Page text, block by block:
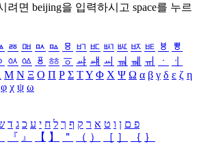
려면 beijing을 입력하시고 space를 누르
ㅭ ㅮ ㅯ ㅰ ㅱ ㅲ ㅳ ㅴ ㅵ ㅶ ㅷ ㅸ
ㅹ
ㆂ ㆃ ㆄ ㆅ ㆆ ㆇ ㆈ ㆉ ㆊ ㆋ ㆌ ㆍ
ㆎ
Μ Ν Ξ Ο Π Ρ Σ ΤΥ Φ Χ Ψ Ω α β γ δ ε ζ η
φ χ ψ ω
פ ם ן ו ט א ר ק ף ך ל ח י ע כ ג ד
『 』 【 】 ＂ （ ） ［ ］ ｛ ｝